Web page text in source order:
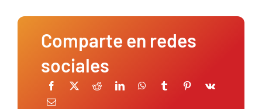
Comparte en redes
sociales